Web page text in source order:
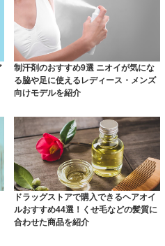
制汗剤のおすすめ9選 ニオイが気にな
る脇や足に使えるレディース・メンズ
向けモデルを紹介
ドラッグストアで購入できるヘアオイ
ルおすすめ44選！くせ毛などの髪質に
合わせた商品を紹介